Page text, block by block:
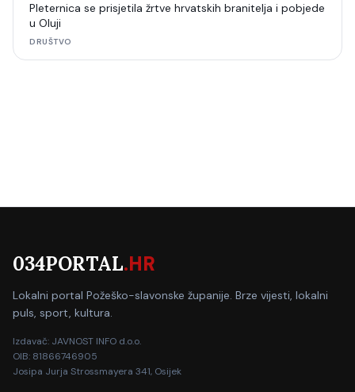
Pleternica se prisjetila žrtve hrvatskih branitelja i pobjede
u Oluji
DRUŠTVO
034PORTAL.HR
Lokalni portal Požeško-slavonske županije. Brze vijesti, lokalni
puls, sport, kultura.
Izdavač: JAVNOST INFO d.o.o.
OIB: 81866746905
Josipa Jurja Strossmayera 341, Osijek